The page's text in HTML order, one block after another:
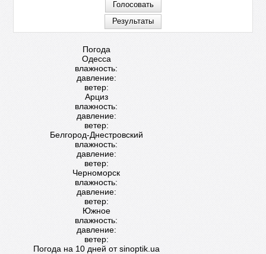
Погода
Одесса
влажность:
давление:
ветер:
Арциз
влажность:
давление:
ветер:
Белгород-Днестровский
влажность:
давление:
ветер:
Черноморск
влажность:
давление:
ветер:
Южное
влажность:
давление:
ветер:
Погода на 10 дней отsinoptik.ua